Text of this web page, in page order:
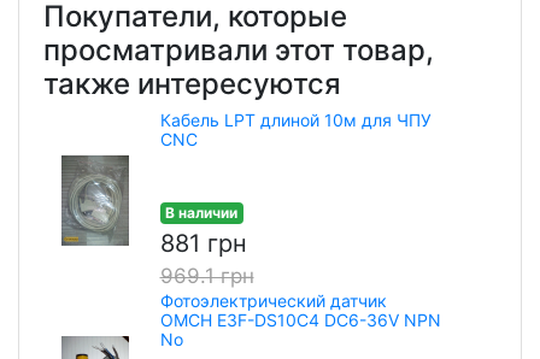
Покупатели, которые
просматривали этот товар,
также интересуются
Кабель LPT длиной 10м для ЧПУ
CNC
В наличии
881 грн
969.1 грн
Фотоэлектрический датчик
OMCH E3F-DS10C4 DC6-36V NPN
No